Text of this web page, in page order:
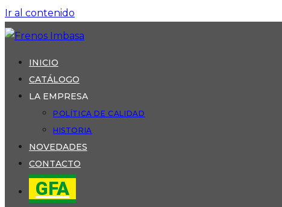
Ir al contenido
INICIO
CATÁLOGO
LA EMPRESA
POLÍTICA DE CALIDAD
HISTORIA
NOVEDADES
CONTACTO
GFA